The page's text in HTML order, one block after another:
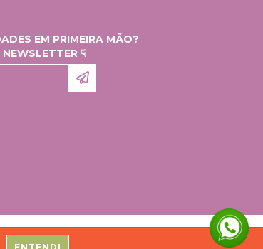
EM PRIMEIRA MÃO?
☟
LTDA - 20991531000109 - 2026. TODOS OS DIREITOS RESERVADOS.